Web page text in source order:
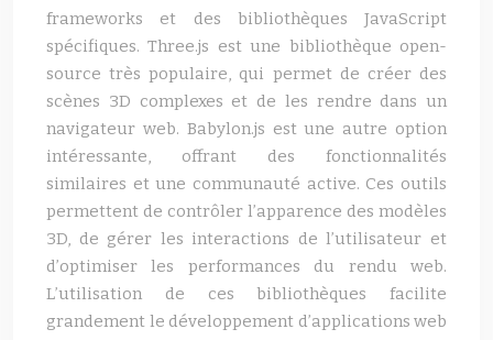
frameworks et des bibliothèques JavaScript
spécifiques. Three.js est une bibliothèque open-
source très populaire, qui permet de créer des
scènes 3D complexes et de les rendre dans un
navigateur web. Babylon.js est une autre option
intéressante, offrant des fonctionnalités
similaires et une communauté active. Ces outils
permettent de contrôler l’apparence des modèles
3D, de gérer les interactions de l’utilisateur et
d’optimiser les performances du rendu web.
L’utilisation de ces bibliothèques facilite
grandement le développement d’applications web